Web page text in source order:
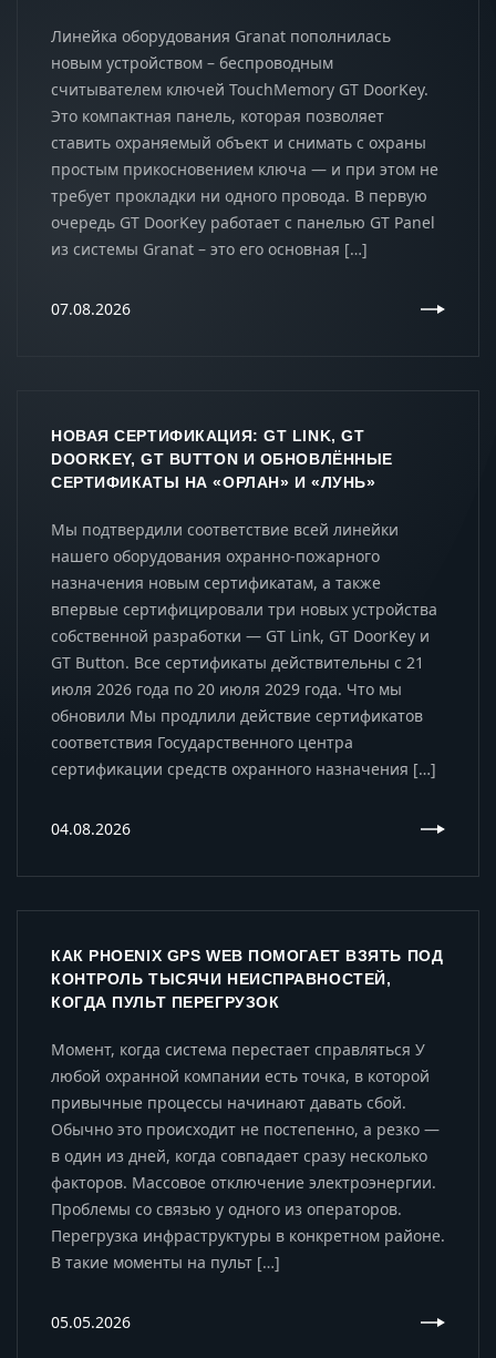
Линейка оборудования Granat пополнилась
новым устройством – беспроводным
считывателем ключей TouchMemory GT DoorKey.
Это компактная панель, которая позволяет
ставить охраняемый объект и снимать с охраны
простым прикосновением ключа — и при этом не
требует прокладки ни одного провода. В первую
очередь GT DoorKey работает с панелью GT Panel
из системы Granat – это его основная […]
07.08.2026
НОВАЯ СЕРТИФИКАЦИЯ: GT LINK, GT
DOORKEY, GT BUTTON И ОБНОВЛЁННЫЕ
СЕРТИФИКАТЫ НА «ОРЛАН» И «ЛУНЬ»
Мы подтвердили соответствие всей линейки
нашего оборудования охранно-пожарного
назначения новым сертификатам, а также
впервые сертифицировали три новых устройства
собственной разработки — GT Link, GT DoorKey и
GT Button. Все сертификаты действительны с 21
июля 2026 года по 20 июля 2029 года. Что мы
обновили Мы продлили действие сертификатов
соответствия Государственного центра
сертификации средств охранного назначения […]
04.08.2026
КАК PHOENIX GPS WEB ПОМОГАЕТ ВЗЯТЬ ПОД
КОНТРОЛЬ ТЫСЯЧИ НЕИСПРАВНОСТЕЙ,
КОГДА ПУЛЬТ ПЕРЕГРУЗОК
Момент, когда система перестает справляться У
любой охранной компании есть точка, в которой
привычные процессы начинают давать сбой.
Обычно это происходит не постепенно, а резко —
в один из дней, когда совпадает сразу несколько
факторов. Массовое отключение электроэнергии.
Проблемы со связью у одного из операторов.
Перегрузка инфраструктуры в конкретном районе.
В такие моменты на пульт […]
05.05.2026